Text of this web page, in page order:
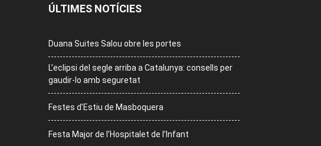
ÚLTIMES NOTÍCIES
Duana Suites Salou obre les portes
L’eclipsi del segle arriba a Catalunya: consells per
gaudir-lo amb seguretat
Festes d’Estiu de Masboquera
Festa Major de l’Hospitalet de l’Infant